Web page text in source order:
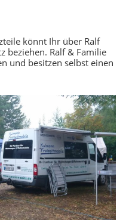
könnt Ihr über Ralf
beziehen. Ralf & Familie
und besitzen selbst einen